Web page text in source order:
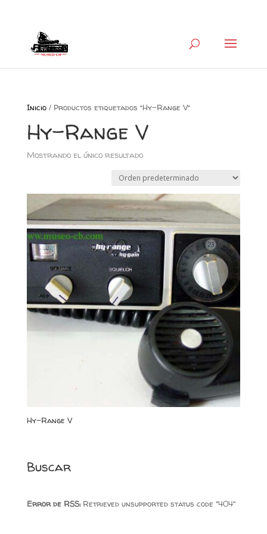
Inicio/ Productos etiquetados “Hy-Range V”
Hy-Range V
Mostrando el único resultado
Hy-Range V
Buscar
Error de RSS:Retrieved unsupported status code "404"